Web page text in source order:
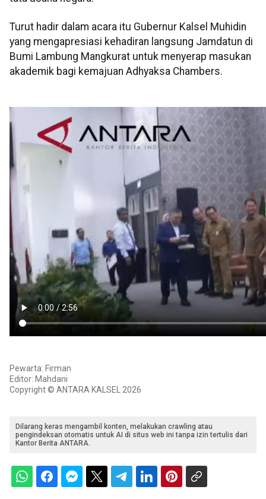
Turut hadir dalam acara itu Gubernur Kalsel Muhidin
yang mengapresiasi kehadiran langsung Jamdatun di
Bumi Lambung Mangkurat untuk menyerap masukan
akademik bagi kemajuan Adhyaksa Chambers.
Pewarta: Firman
Editor: Mahdani
Copyright © ANTARA KALSEL 2026
Dilarang keras mengambil konten, melakukan crawling atau
pengindeksan otomatis untuk AI di situs web ini tanpa izin tertulis dari
Kantor Berita ANTARA.